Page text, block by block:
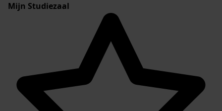
Mijn Studiezaal